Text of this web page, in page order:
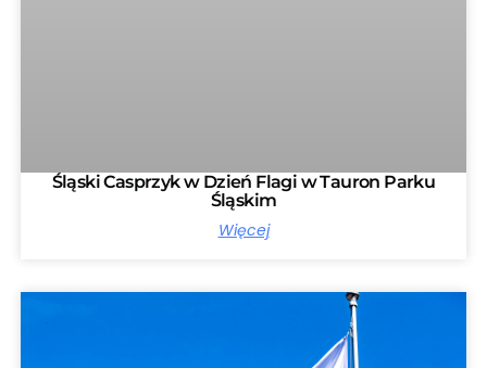
Śląski Casprzyk w Dzień Flagi w Tauron Parku
Śląskim
Więcej